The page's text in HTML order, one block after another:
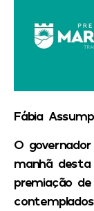
Fábia
O
manhã
premiação de